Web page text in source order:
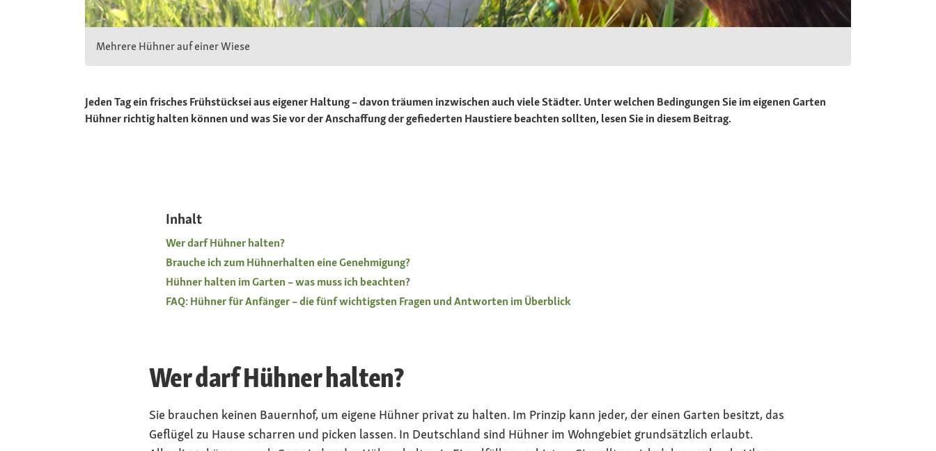
Mehrere Hühner auf einer Wiese
Jeden Tag ein frisches Frühstücksei aus eigener Haltung – davon träumen inzwischen auch viele Städter. Unter welchen Bedingungen Sie im eigenen Garten
Hühner richtig halten können und was Sie vor der Anschaffung der gefiederten Haustiere beachten sollten, lesen Sie in diesem Beitrag.
Inhalt
Wer darf Hühner halten?
Brauche ich zum Hühnerhalten eine Genehmigung?
Hühner halten im Garten – was muss ich beachten?
FAQ: Hühner für Anfänger – die fünf wichtigsten Fragen und Antworten im Überblick
Wer darf Hühner halten?
Sie brauchen keinen Bauernhof, um eigene Hühner privat zu halten. Im Prinzip kann jeder, der einen Garten besitzt, das
Geflügel zu Hause scharren und picken lassen. In Deutschland sind Hühner im Wohngebiet grundsätzlich erlaubt.